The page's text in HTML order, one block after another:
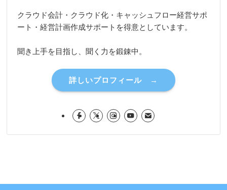
クラウド会計・クラウド化・キャッシュフロー経営サポ
ート・経営計画作成サポートを得意としています。
聞き上手を目指し、聞く力を鍛錬中。
詳しいプロフィール →